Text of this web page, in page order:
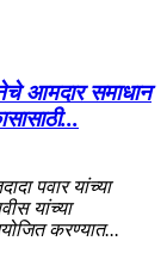
आमदार समाधान
पवार यांच्या
यांच्या
करण्यात...